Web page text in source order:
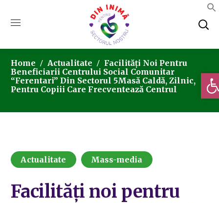
Home Actualitate
Facilități Noi Pentru
Beneficiarii Centrului Social Comunitar
“Ferentari” Din Sectorul 5Masă Caldă, Zilnic,
Pentru Copiii Care Frecventează Centrul
Actualitate Mass-media
Facilități noi pentru